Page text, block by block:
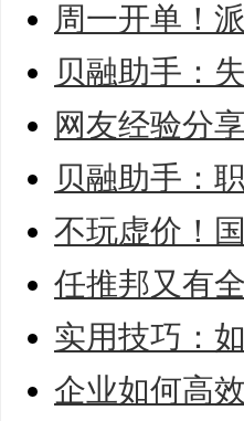
周一开单！
贝融助手：
网友经验分
贝融助手：
不玩虚价！
任推邦又有
实用技巧：
企业如何高